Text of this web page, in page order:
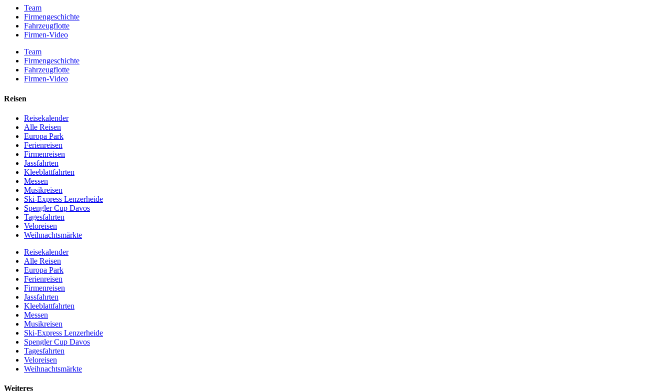
Team
Firmengeschichte
Fahrzeugflotte
Firmen-Video
Team
Firmengeschichte
Fahrzeugflotte
Firmen-Video
Reisen
Reisekalender
Alle Reisen
Europa Park
Ferienreisen
Firmenreisen
Jassfahrten
Kleeblattfahrten
Messen
Musikreisen
Ski-Express Lenzerheide
Spengler Cup Davos
Tagesfahrten
Veloreisen
Weihnachtsmärkte
Reisekalender
Alle Reisen
Europa Park
Ferienreisen
Firmenreisen
Jassfahrten
Kleeblattfahrten
Messen
Musikreisen
Ski-Express Lenzerheide
Spengler Cup Davos
Tagesfahrten
Veloreisen
Weihnachtsmärkte
Weiteres